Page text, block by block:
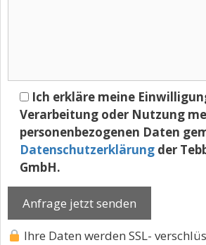
Ich erkläre meine
Verarbeitung oder Nutzung
personenbezogenen Daten
Datenschutzerklärung der
GmbH.
Ihre Daten werden SSL-